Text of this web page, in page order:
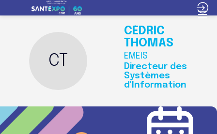
CT
CÉDRIC
THOMAS
EMEIS
Directeur des
Systèmes
d'Information